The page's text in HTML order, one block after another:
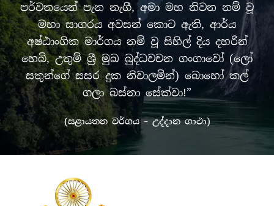
පර්වතයෙන් පැන නැගී, අමා මහ නිවන නම් වූ
මහා සාගරය අවසන් කොට ඇති, ආර්ය
අෂ්ඨාංගික මාර්ගය නම් වූ සිහිල් දිය දහරින්
හෙබි, උතුම් ශ්‍රී මුඛ බුද්ධවචන ගංගාවෝ (ලෝ
සතුන්ගේ සසර දුක නිවාලමින්) බොහෝ කල්
ගලා බස්නා සේක්වා!”
(සළායතන වර්ගය – උද්දාන ගාථා)